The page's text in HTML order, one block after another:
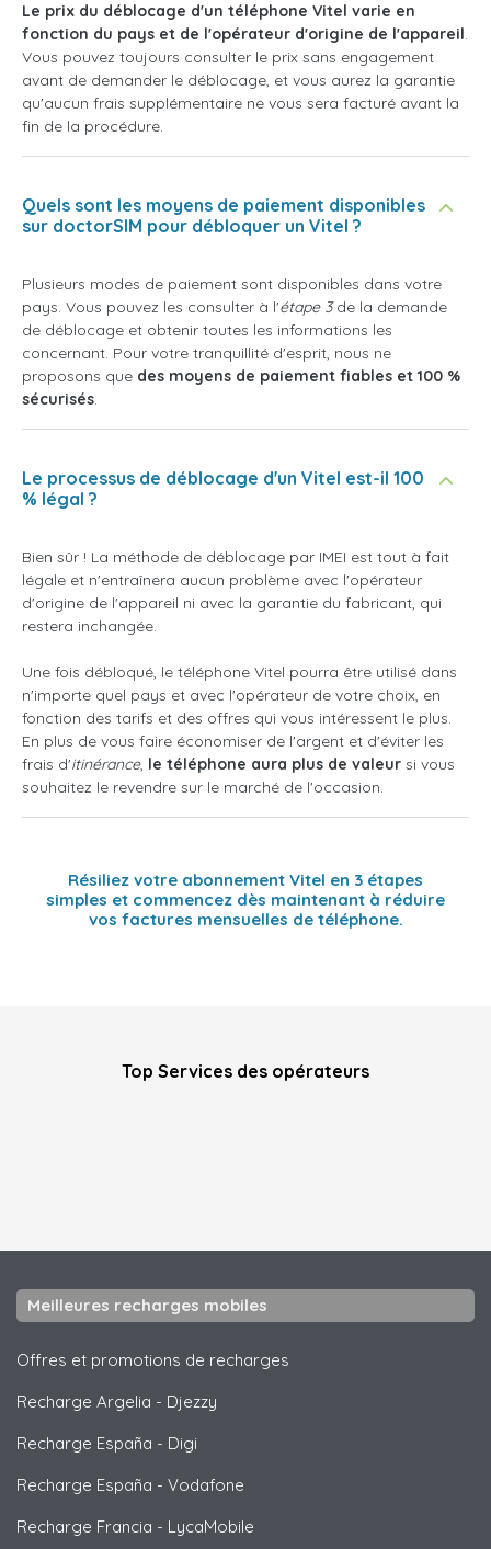
Le prix du déblocage d'un téléphone Vitel varie en
fonction du pays et de l'opérateur d'origine de l'appareil.
Vous pouvez toujours consulter le prix sans engagement
avant de demander le déblocage, et vous aurez la garantie
qu'aucun frais supplémentaire ne vous sera facturé avant la
fin de la procédure.
Quels sont les moyens de paiement disponibles
sur doctorSIM pour débloquer un Vitel ?
Plusieurs modes de paiement sont disponibles dans votre
pays. Vous pouvez les consulter à l'étape 3de la demande
de déblocage et obtenir toutes les informations les
concernant. Pour votre tranquillité d'esprit, nous ne
proposons que des moyens de paiement fiables et 100 %
sécurisés.
Le processus de déblocage d'un Vitel est-il 100
% légal ?
Bien sûr ! La méthode de déblocage par IMEI est tout à fait
légale et n'entraînera aucun problème avec l'opérateur
d'origine de l'appareil ni avec la garantie du fabricant, qui
restera inchangée.
Une fois débloqué, le téléphone Vitel pourra être utilisé dans
n'importe quel pays et avec l'opérateur de votre choix, en
fonction des tarifs et des offres qui vous intéressent le plus.
En plus de vous faire économiser de l'argent et d'éviter les
frais d'itinérance, le téléphone aura plus de valeur si vous
souhaitez le revendre sur le marché de l'occasion.
Résiliez votre abonnement Vitel en 3 étapes
simples et commencez dès maintenant à réduire
vos factures mensuelles de téléphone.
Top Services des opérateurs
Meilleures recharges mobiles
Offres et promotions de recharges
Recharge Argelia - Djezzy
Recharge España - Digi
Recharge España - Vodafone
Recharge Francia - LycaMobile